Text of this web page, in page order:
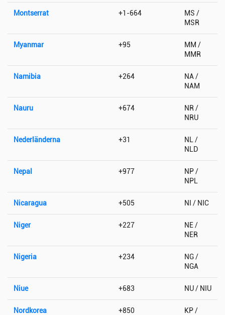
Montserrat +1-664
MS /
MSR
Myanmar +95
MM /
MMR
Namibia +264
NA /
NAM
Nauru +674
NR /
NRU
Nederländerna +31
NL /
NLD
Nepal +977
NP /
NPL
Nicaragua +505 NI / NIC
Niger +227
NE /
NER
Nigeria +234
NG /
NGA
Niue +683 NU / NIU
Nordkorea +850
KP /